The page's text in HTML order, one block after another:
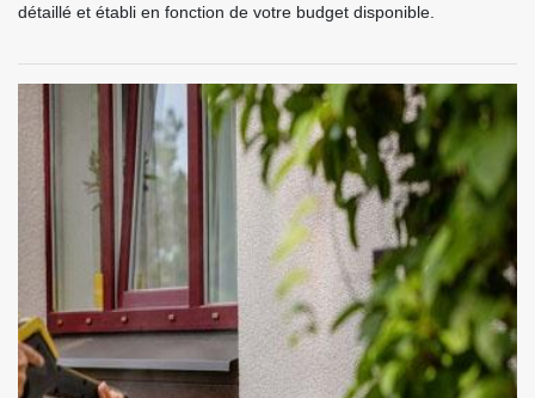
détaillé et établi en fonction de votre budget disponible.